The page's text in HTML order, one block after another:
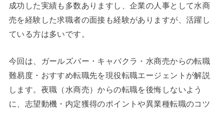
成功した実績も多数ありますし、企業の人事として水商
売を経験した求職者の面接も経験がありますが、活躍し
ている方は多いです。
今回は、ガールズバー・キャバクラ・水商売からの転職
難易度・おすすめ転職先を現役転職エージェントが解説
します。夜職（水商売）からの転職を後悔しないよう
に、志望動機・内定獲得のポイントや異業種転職のコツ